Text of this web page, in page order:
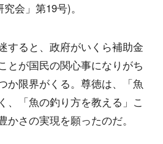
会」第19号)。
すると、政府がいくら補助金
とが国民の関心事になりがち
か限界がくる。尊徳は、「魚
、「魚の釣り方を教える」こ
かさの実現を願ったのだ。